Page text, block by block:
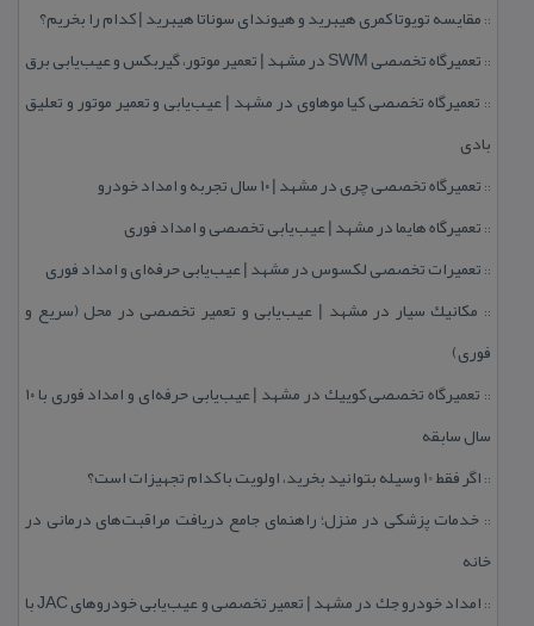
:: مقایسه تویوتا كمری هیبرید و هیوندای سوناتا هیبرید | كدام را بخریم؟
:: تعمیرگاه تخصصی SWM در مشهد | تعمیر موتور، گیربكس و عیب‌یابی برق
:: تعمیرگاه تخصصی كیا موهاوی در مشهد | عیب‌یابی و تعمیر موتور و تعلیق
بادی
:: تعمیرگاه تخصصی چری در مشهد | ۱۰ سال تجربه و امداد خودرو
:: تعمیرگاه هایما در مشهد | عیب‌یابی تخصصی و امداد فوری
:: تعمیرات تخصصی لكسوس در مشهد | عیب‌یابی حرفه‌ای و امداد فوری
:: مكانیك سیار در مشهد | عیب‌یابی و تعمیر تخصصی در محل (سریع و
فوری)
::
تعمیرگاه تخصصی كوییك در مشهد | عیب‌یابی حرفه‌ای و امداد فوری با ۱۰
سال سابقه
:: اگر فقط 10 وسیله بتوانید بخرید، اولویت با كدام تجهیزات است؟
:: خدمات پزشكی در منزل؛ راهنمای جامع دریافت مراقبت‌های درمانی در
خانه
::
امداد خودرو جك در مشهد | تعمیر تخصصی و عیب‌یابی خودروهای JAC با